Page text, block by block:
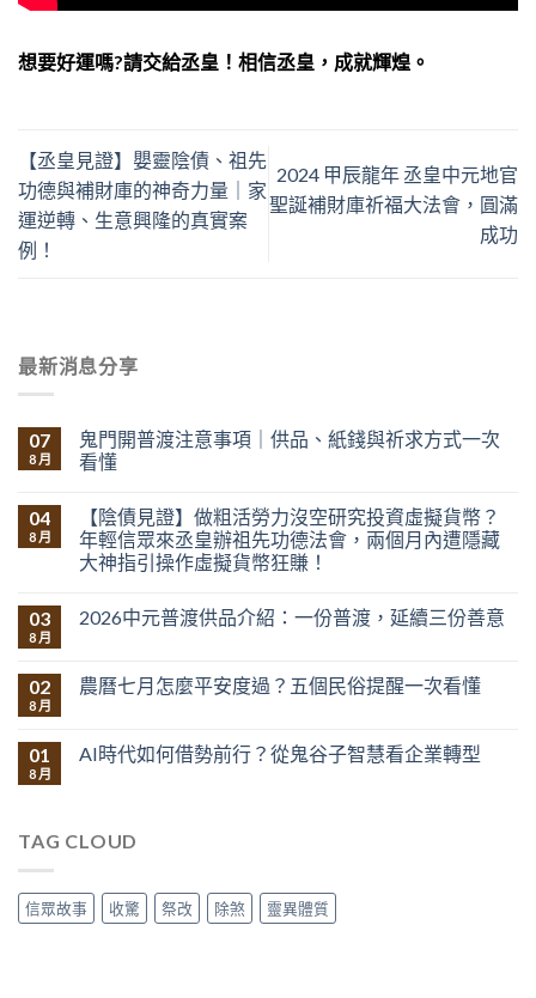
想要好運嗎?請交給丞皇！相信丞皇，成就輝煌。
【丞皇見證】嬰靈陰債、祖先
功德與補財庫的神奇力量｜家
運逆轉、生意興隆的真實案
例！
2024 甲辰龍年 丞皇中元地官
聖誕補財庫祈福大法會，圓滿
成功
最新消息分享
07
8 月
鬼門開普渡注意事項｜供品、紙錢與祈求方式一次
看懂
04
8 月
【陰債見證】做粗活勞力沒空研究投資虛擬貨幣？
年輕信眾來丞皇辦祖先功德法會，兩個月內遭隱藏
大神指引操作虛擬貨幣狂賺！
03
8 月
2026中元普渡供品介紹：一份普渡，延續三份善意
02
8 月
農曆七月怎麼平安度過？五個民俗提醒一次看懂
01
8 月
AI時代如何借勢前行？從鬼谷子智慧看企業轉型
TAG CLOUD
信眾故事 收驚 祭改 除煞 靈異體質